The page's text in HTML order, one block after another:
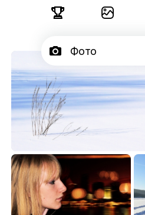
 
 Фото
 Портфолио28
 Серии
 Подписчики
 Об авторе
...
Breeze
15.42